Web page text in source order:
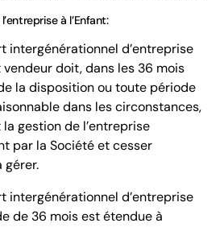
à l’Enfant:
intergénérationnel d’entreprise
doit, dans les 36 mois
la disposition ou toute période
dans les circonstances,
gestion de l’entreprise
par la Société et cesser
gérer.
intergénérationnel d’entreprise
de 36 mois est étendue à